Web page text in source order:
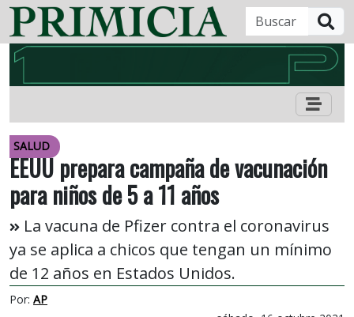
SALUD
EEUU prepara campaña de vacunación
para niños de 5 a 11 años
La vacuna de Pfizer contra el coronavirus
ya se aplica a chicos que tengan un mínimo
de 12 años en Estados Unidos.
Por: AP